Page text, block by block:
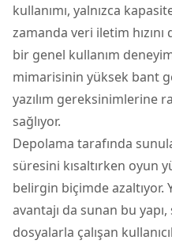
kullanımı, yalnızca
zamanda veri iletim
bir genel kullanım
mimarisinin yüksek bant
yazılım gereksinimlerine
sağlıyor.
Depolama tarafında
süresini kısaltırken oyun
belirgin biçimde azaltıyor.
avantajı da sunan bu
dosyalarla çalışan